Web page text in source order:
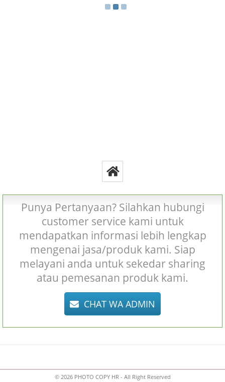
Punya Pertanyaan? Silahkan hubungi
customer service kami untuk
mendapatkan informasi lebih lengkap
mengenai jasa/produk kami. Siap
melayani anda untuk sekedar sharing
atau pemesanan produk kami.
CHAT WA ADMIN
© 2026 PHOTO COPY HR- All Right Reserved